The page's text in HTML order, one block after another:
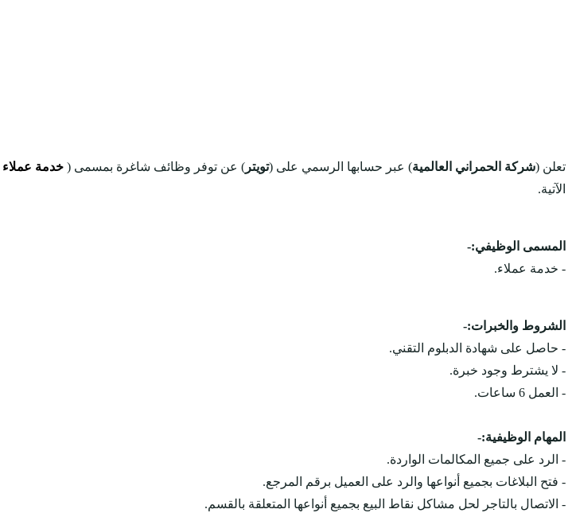
تعلن (شركة الحمراني العالمية) عبر حسابها الرسمي على (تويتر ) عن توفر وظائف شاغرة بمسمى ( خدمة عملاء
الآتية.
المسمى الوظيفي:-
- خدمة عملاء.
الشروط والخبرات:-
- حاصل على شهادة الدبلوم التقني.
- لا يشترط وجود خبرة.
- العمل 6 ساعات.
المهام الوظيفية:-
- الرد على جميع المكالمات الواردة.
- فتح البلاغات بجميع أنواعها والرد على العميل برقم المرجع.
- الاتصال بالتاجر لحل مشاكل نقاط البيع بجميع أنواعها المتعلقة بالقسم.